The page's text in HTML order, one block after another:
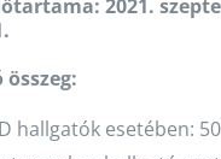
2021.
hallgatók esetében: